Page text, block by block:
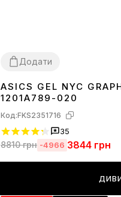
Додати
36 37383940 41 42434445
ASICS GEL NYC
1201A789-020
Код:FKS2351716
35
8810грн -4966 3844грн